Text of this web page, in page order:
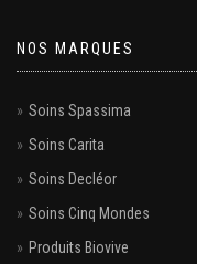
NOS MARQUES
Soins Spassima
Soins Carita
Soins Decléor
Soins Cinq Mondes
Produits Biovive